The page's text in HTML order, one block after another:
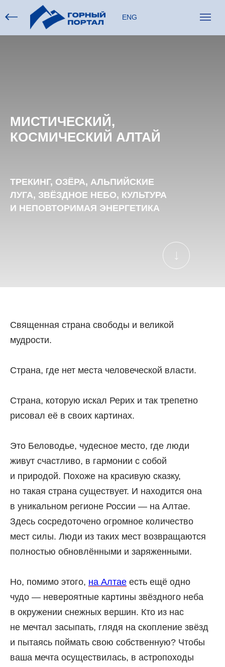
ENG
МИСТИЧЕСКИЙ,
КОСМИЧЕСКИЙ АЛТАЙ
ТРЕКИНГ, ОЗЁРА, АЛЬПИЙСКИЕ
ЛУГА, ЗВЁЗДНОЕ НЕБО, КУЛЬТУРА
И НЕПОВТОРИМАЯ ЭНЕРГЕТИКА
Священная страна свободы и великой
мудрости.
Страна, где нет места человеческой власти.
Страна, которую искал Рерих и так трепетно
рисовал её в своих картинах.
Это Беловодье, чудесное место, где люди
живут счастливо, в гармонии с собой
и природой. Похоже на красивую сказку,
но такая страна существует. И находится она
в уникальном регионе России — на Алтае.
Здесь сосредоточено огромное количество
мест силы. Люди из таких мест возвращаются
полностью обновлёнными и заряженными.
Но, помимо этого, на Алтае есть ещё одно
чудо — невероятные картины звёздного неба
в окружении снежных вершин. Кто из нас
не мечтал засыпать, глядя на скопление звёзд
и пытаясь поймать свою собственную? Чтобы
ваша мечта осуществилась, в астропоходы